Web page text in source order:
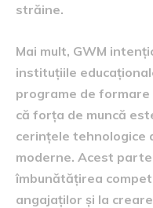
străine.
Mai mult, GWM
instituțiile
programe de
că forța de muncă
cerințele tehnologice
moderne. Acest
îmbunătățirea
angajaților și la